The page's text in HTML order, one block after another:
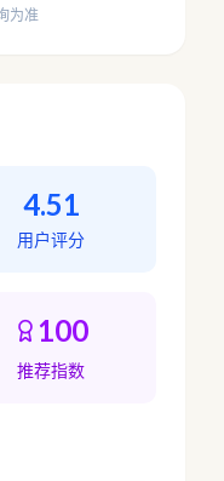
为准
4.51
用户评分
100
推荐指数